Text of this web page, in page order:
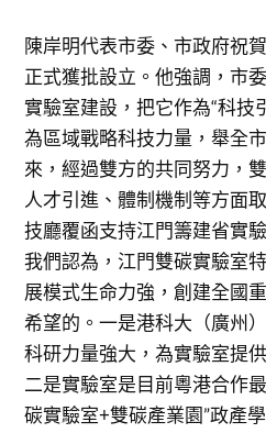
陳岸明代表市委、市政府祝
正式獲批設立。他強調，市
實驗室建設，把它作為“科技
為區域戰略科技力量，舉全
來，經過雙方的共同努力，
人才引進、體制機制等方面
技廳覆函支持江門籌建省實
我們認為，江門雙碳實驗室
展模式生命力強，創建全國
希望的。一是港科大（廣州
科研力量強大，為實驗室提
二是實驗室是目前粵港合作
碳實驗室+雙碳產業園”政產